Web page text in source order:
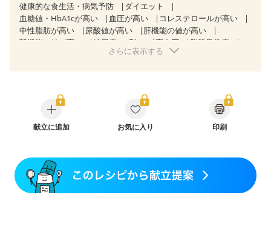
健康的な食生活・病気予防
ダイエット
血糖値・HbA1cが高い
血圧が高い
コレステロールが高い
中性脂肪が高い
尿酸値が高い
肝機能の値が高い
腎機能の値が高い
糖尿病（2型） 高血圧
脂質異常症
胃ポリープ
胆石症
乳がん（ホルモン療法中）
乳がん（放射線治療中）
乳がん治療を終えた方・経過観察中の方など
産後（ミルク）
骨粗しょう症
関節リウマチ
さらに表示する
献立に追加 お気に入り 印刷